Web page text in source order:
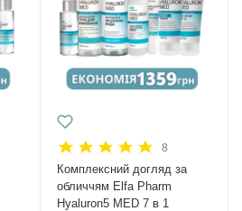
8
Комплексний догляд за
обличчям Elfa Pharm
Hyaluron5 MED 7 в 1